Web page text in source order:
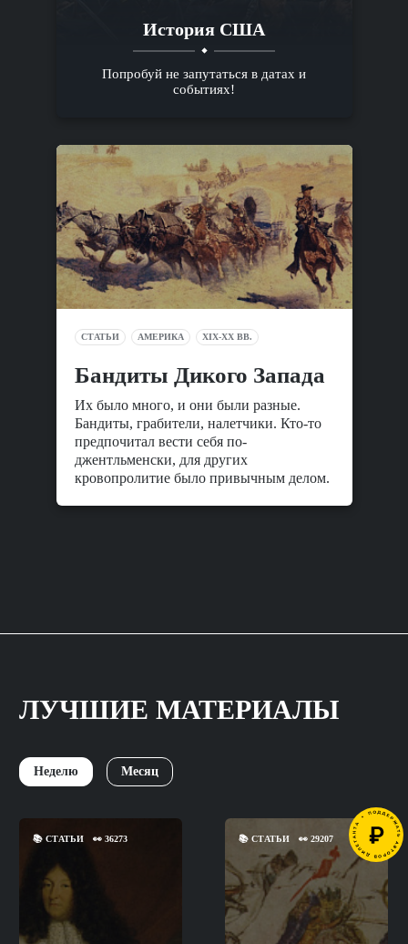
История США
Попробуй не запутаться в датах и
событиях!
СТАТЬИ АМЕРИКА XIX-XX ВВ.
Бандиты Дикого Запада
Их было много, и они были разные.
Бандиты, грабители, налетчики. Кто-то
предпочитал вести себя по-
джентльменски, для других
кровопролитие было привычным делом.
ЛУЧШИЕ МАТЕРИАЛЫ
Неделю Месяц
📚 СТАТЬИ 👀 36273 📚СТАТЬИ 👀29207